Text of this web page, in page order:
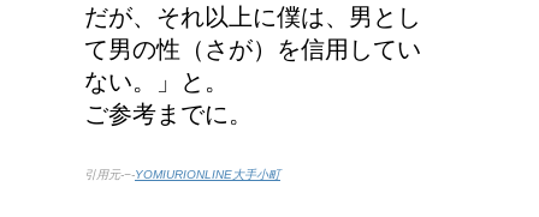
だが、それ以上に僕は、男とし
て男の性（さが）を信用してい
ない。」と。
ご参考までに。
引用元-−-YOMIURIONLINE大手小町